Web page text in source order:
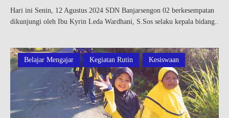
Hari ini Senin, 12 Agustus 2024 SDN Banjarsengon 02 berkesempatan
dikunjungi oleh Ibu Kyrin Leda Wardhani, S.Sos selaku kepala bidang..
Belajar Mengajar Kegiatan Rutin Kesiswaan